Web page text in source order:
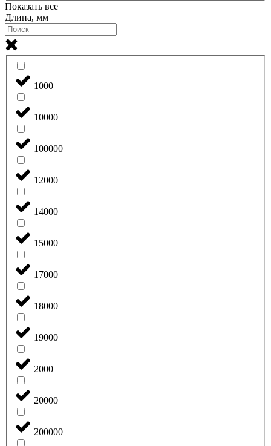
Показать все
Длина, мм
1000
10000
100000
12000
14000
15000
17000
18000
19000
2000
20000
200000